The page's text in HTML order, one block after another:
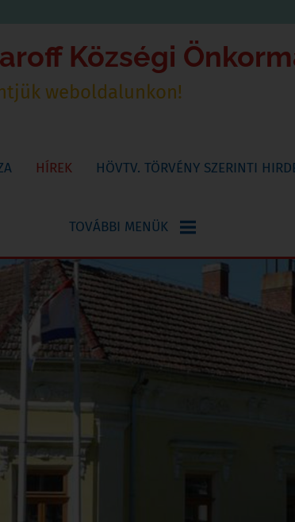
Községi
weboldalunkon!
HÍREK HÖVTV. TÖRVÉNY SZERINTI
TOVÁBBI MENÜK
NYOMTATVÁNYOK
KÖNYVTÁR,
INFORMÁCIÓS ÉS
ADOMÁNYPONT